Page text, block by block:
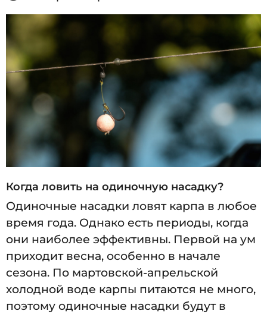
1
0
.
0
4
1
0
4
Когда ловить на одиночную насадку?
Одиночные насадки ловят карпа в любое
время года. Однако есть периоды, когда
они наиболее эффективны. Первой на ум
приходит весна, особенно в начале
сезона. По мартовской-апрельской
холодной воде карпы питаются не много,
поэтому одиночные насадки будут в